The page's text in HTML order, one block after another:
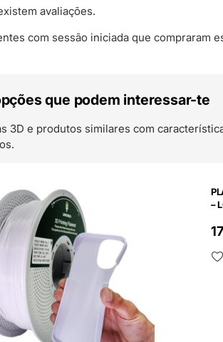
avaliações.
com sessão iniciada que compraram
que podem interessar-te
3D e produtos similares com
–